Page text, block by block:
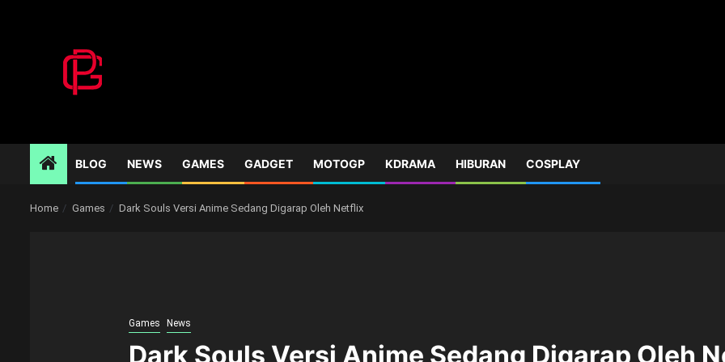
BLOG NEWS GAMES GADGET MOTOGP KDRAMA HIBURAN COSPLAY
Home Games Dark Souls Versi Anime Sedang Digarap Oleh Netflix
Games News
Dark Souls Versi Anime Sedang Digarap Oleh